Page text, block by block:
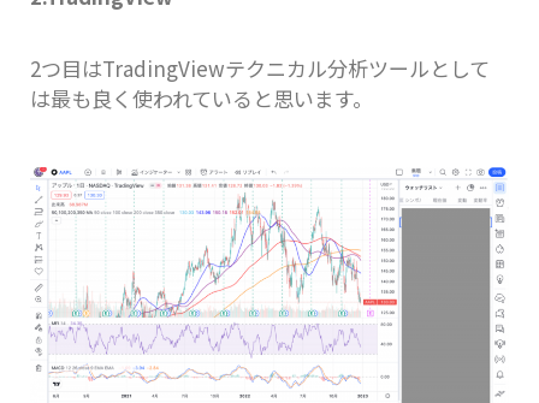
2つ目はTradingViewテクニカル分析ツールとして
は最も良く使われていると思います。